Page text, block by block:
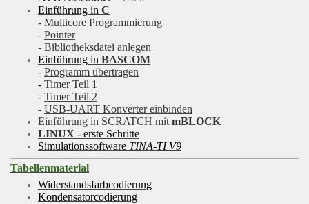
Einführung in C
- Multicore Programmierung
- Pointer
- Bibliotheksdatei anlegen
Einführung in BASCOM
- Programm übertragen
- Timer Teil 1
- Timer Teil 2
- USB-UART Konverter einbinden
Einführung in SCRATCH mit mBLOCK
LINUX - erste Schritte
Simulationssoftware TINA-TI V9
Tabellenmaterial
Widerstandsfarbcodierung
Kondensatorcodierung